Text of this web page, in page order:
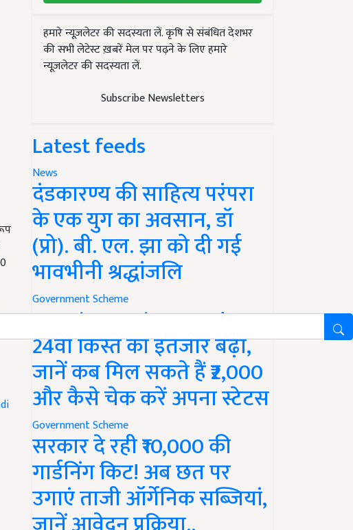
हमारे न्यूज़लेटर की सदस्यता लें. कृषि से संबंधित देशभर
की सभी लेटेस्ट ख़बरें मेल पर पढ़ने के लिए हमारे
न्यूज़लेटर की सदस्यता लें.
Subscribe Newsletters
Latest feeds
News
दंडकारण्य की साहित्य परंपरा
के एक युग का अवसान, डॉ
(प्रो). बी. एल. झा को दी गई
भावभीनी श्रद्धांजलि
Government Scheme
PM Kisan Yojana Update:
24वीं किस्त का इंतजार बढ़ा,
जानें कब मिल सकते हैं ₹2,000
और कैसे चेक करें अपना स्टेटस
Government Scheme
सरकार दे रही ₹10,000 की
गार्डनिंग किट! अब छत पर
उगाएं ताजी ऑर्गेनिक सब्जियां,